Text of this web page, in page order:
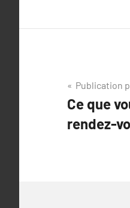
de
l’article
Publication
Ce que
rendez-